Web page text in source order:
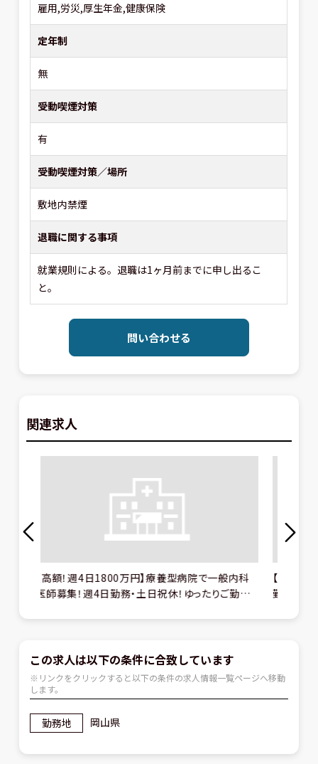
雇用,労災,厚生年金,健康保険
定年制
無
受動喫煙対策
有
受動喫煙対策／場所
敷地内禁煙
退職に関する事項
就業規則による。退職は1ヶ月前までに申し出るこ
と。
問い合わせる
関連求人
【訪問診療クリニック】常勤医師募集！週4日からご
勤務可能！未経験の先生も安心してご勤務いただ
この求人は以下の条件に合致しています
※リンクをクリックすると以下の条件の求人情報一覧ページへ移動
します。
勤務地 岡山県